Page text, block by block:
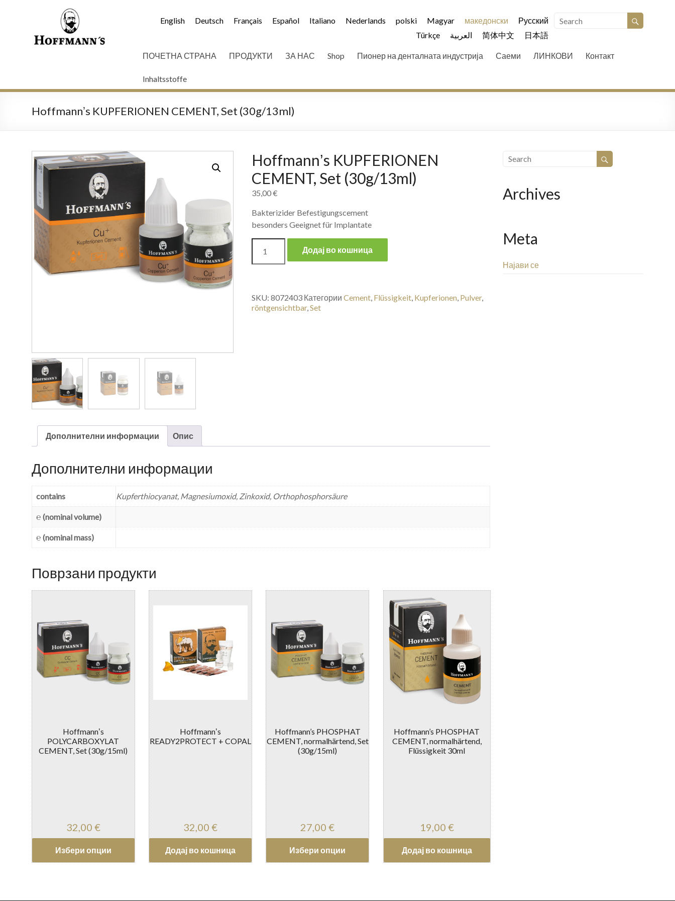
English Deutsch Français Español Italiano Nederlands polski Magyar македонски
Русский
Türkçe
العربية 简体中文 日本語
ПОЧЕТНА СТРАНА ПРОДУКТИ ЗА НАС Shop Пионер на денталната индустрија Саеми ЛИНКОВИ Контакт
Inhaltsstoffe
Hoffmannʼs KUPFERIONEN CEMENT, Set (30g/13ml)
Hoffmannʼs KUPFERIONEN
CEMENT, Set (30g/13ml)
35,00€
Bakterizider Befestigungscement
besonders Geeignet für Implantate
Додај во кошница
SKU:8072403 КатегорииCement, Flüssigkeit, Kupferionen, Pulver,
röntgensichtbar,Set
Дополнителни информации Опис
Дополнителни информации
contains Kupferthiocyanat, Magnesiumoxid, Zinkoxid, Orthophosphorsäure
℮ (nominal volume)
℮ (nominal mass)
Поврзани продукти
Hoffmannʼs
POLYCARBOXYLAT
CEMENT, Set (30g/15ml)
32,00 €
Избери опции
Hoffmannʼs
READY2PROTECT + COPAL
32,00€
Додај во кошница
Hoffmann’s PHOSPHAT
CEMENT, normalhärtend, Set
(30g/15ml)
27,00€
Избери опции
Hoffmann’s PHOSPHAT
CEMENT, normalhärtend,
Flüssigkeit 30ml
19,00 €
Додај во кошница
Archives
Meta
Најави се